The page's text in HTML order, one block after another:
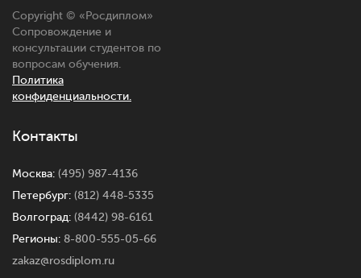
Copyright © « Росдиплом»
Сопровождение и
консультации студентов по
вопросам обучения.
Политика
конфиденциальности.
Контакты
Москва: (495) 987-4136
Петербург: (812) 448-5335
Волгоград: (8442) 98-6161
Регионы: 8-800-555-05-66
zakaz@rosdiplom.ru